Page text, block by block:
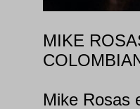
MIKE
Mike Rosas